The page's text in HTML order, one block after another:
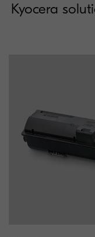
Kyocera